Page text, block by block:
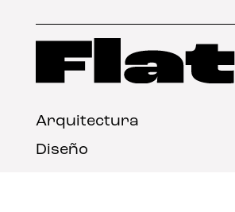
Arquitectura
Diseño